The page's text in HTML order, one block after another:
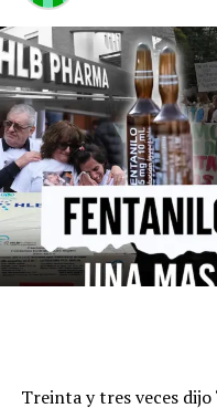
Treinta y tres veces dijo